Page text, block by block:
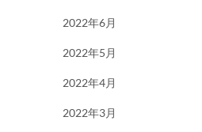
2022年6月
2022年5月
2022年4月
2022年3月